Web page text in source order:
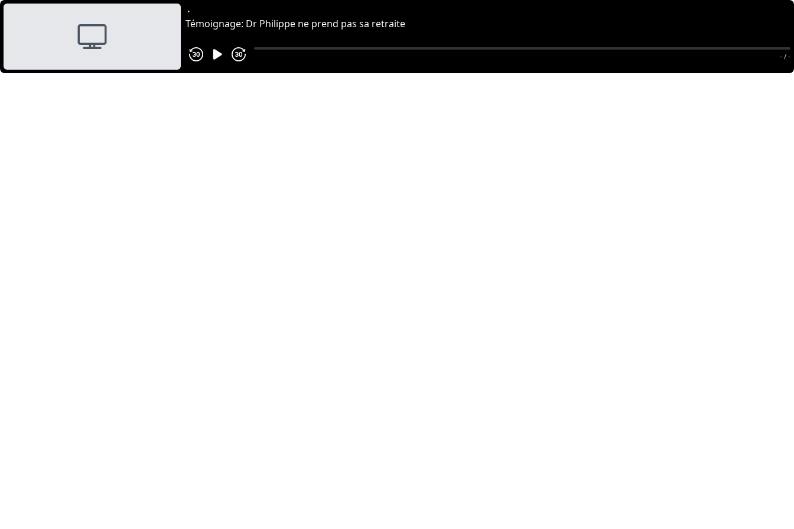
•
Témoignage: Dr Philippe ne prend pas sa retraite
- / -